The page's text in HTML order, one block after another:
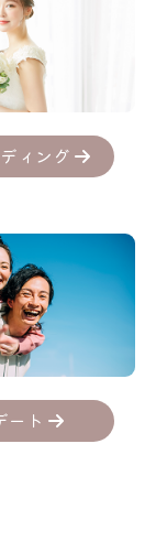
ィング
ート